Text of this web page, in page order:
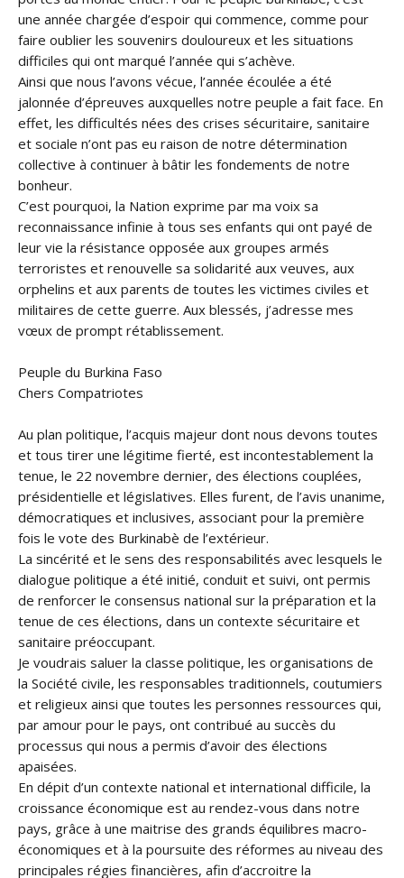
une année chargée d’espoir qui commence, comme pour
faire oublier les souvenirs douloureux et les situations
difficiles qui ont marqué l’année qui s’achève.
Ainsi que nous l’avons vécue, l’année écoulée a été
jalonnée d’épreuves auxquelles notre peuple a fait face. En
effet, les difficultés nées des crises sécuritaire, sanitaire
et sociale n’ont pas eu raison de notre détermination
collective à continuer à bâtir les fondements de notre
bonheur.
C’est pourquoi, la Nation exprime par ma voix sa
reconnaissance infinie à tous ses enfants qui ont payé de
leur vie la résistance opposée aux groupes armés
terroristes et renouvelle sa solidarité aux veuves, aux
orphelins et aux parents de toutes les victimes civiles et
militaires de cette guerre. Aux blessés, j’adresse mes
vœux de prompt rétablissement.
Peuple du Burkina Faso
Chers Compatriotes
Au plan politique, l’acquis majeur dont nous devons toutes
et tous tirer une légitime fierté, est incontestablement la
tenue, le 22 novembre dernier, des élections couplées,
présidentielle et législatives. Elles furent, de l’avis unanime,
démocratiques et inclusives, associant pour la première
fois le vote des Burkinabè de l’extérieur.
La sincérité et le sens des responsabilités avec lesquels le
dialogue politique a été initié, conduit et suivi, ont permis
de renforcer le consensus national sur la préparation et la
tenue de ces élections, dans un contexte sécuritaire et
sanitaire préoccupant.
Je voudrais saluer la classe politique, les organisations de
la Société civile, les responsables traditionnels, coutumiers
et religieux ainsi que toutes les personnes ressources qui,
par amour pour le pays, ont contribué au succès du
processus qui nous a permis d’avoir des élections
apaisées.
En dépit d’un contexte national et international difficile, la
croissance économique est au rendez-vous dans notre
pays, grâce à une maitrise des grands équilibres macro-
économiques et à la poursuite des réformes au niveau des
principales régies financières, afin d’accroitre la